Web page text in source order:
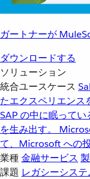
ガートナーが
ダウンロードする
ソリューション
統合ユースケース
たエクスペリエンス
SAP の中に眠って
を生み出す。
て、Microsoft への
業種金融サービス
課題 レガシーシス